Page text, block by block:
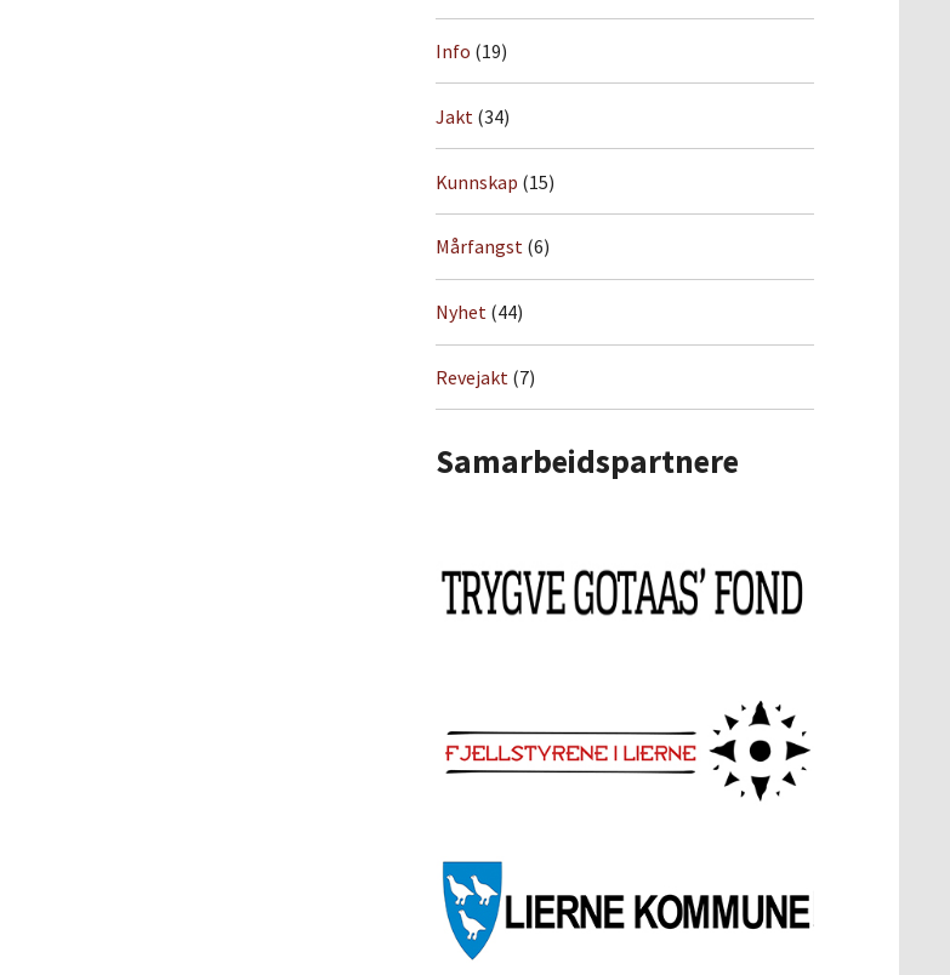
Info (19)
Jakt (34)
Kunnskap (15)
Mårfangst (6)
Nyhet (44)
Revejakt (7)
Samarbeidspartnere